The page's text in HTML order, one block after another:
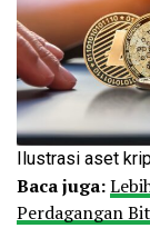
Ilustrasi aset
Baca juga:
Perdagangan